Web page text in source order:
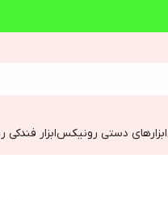
ابزارهای دستی رونیکسابزار